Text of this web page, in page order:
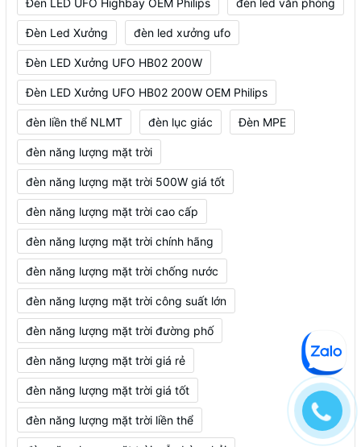
Đèn LED UFO Highbay OEM Philips đèn led văn phòng
Đèn Led Xưởng đèn led xưởng ufo
Đèn LED Xưởng UFO HB02 200W
Đèn LED Xưởng UFO HB02 200W OEM Philips
đèn liền thể NLMT đèn lục giác Đèn MPE
đèn năng lượng mặt trời
đèn năng lượng mặt trời 500W giá tốt
đèn năng lượng mặt trời cao cấp
đèn năng lượng mặt trời chính hãng
đèn năng lượng mặt trời chống nước
đèn năng lượng mặt trời công suất lớn
đèn năng lượng mặt trời đường phố
đèn năng lượng mặt trời giá rẻ
đèn năng lượng mặt trời giá tốt
đèn năng lượng mặt trời liền thể